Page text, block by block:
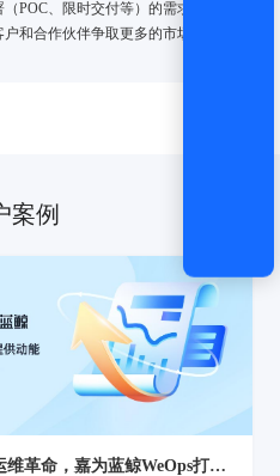
POC、限时交付等）的需求，降低
和合作伙伴争取更多的市场机会。
案例
【北京银联商务】科技引领运维革命，嘉为蓝鲸WeOps打造运维新底座